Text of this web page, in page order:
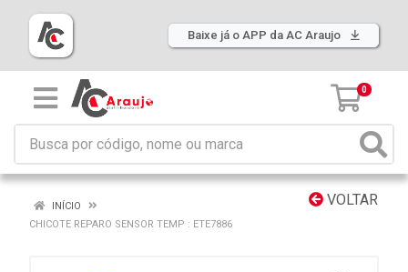
Baixe já o APP da AC Araujo
0
VOLTAR
INÍCIO
CHICOTE REPARO SENSOR TEMP : ETE7886